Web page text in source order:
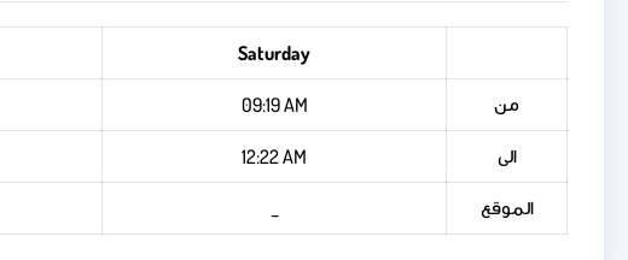
Saturday
من 09:19 AM
الى 12:22 AM
الموقع